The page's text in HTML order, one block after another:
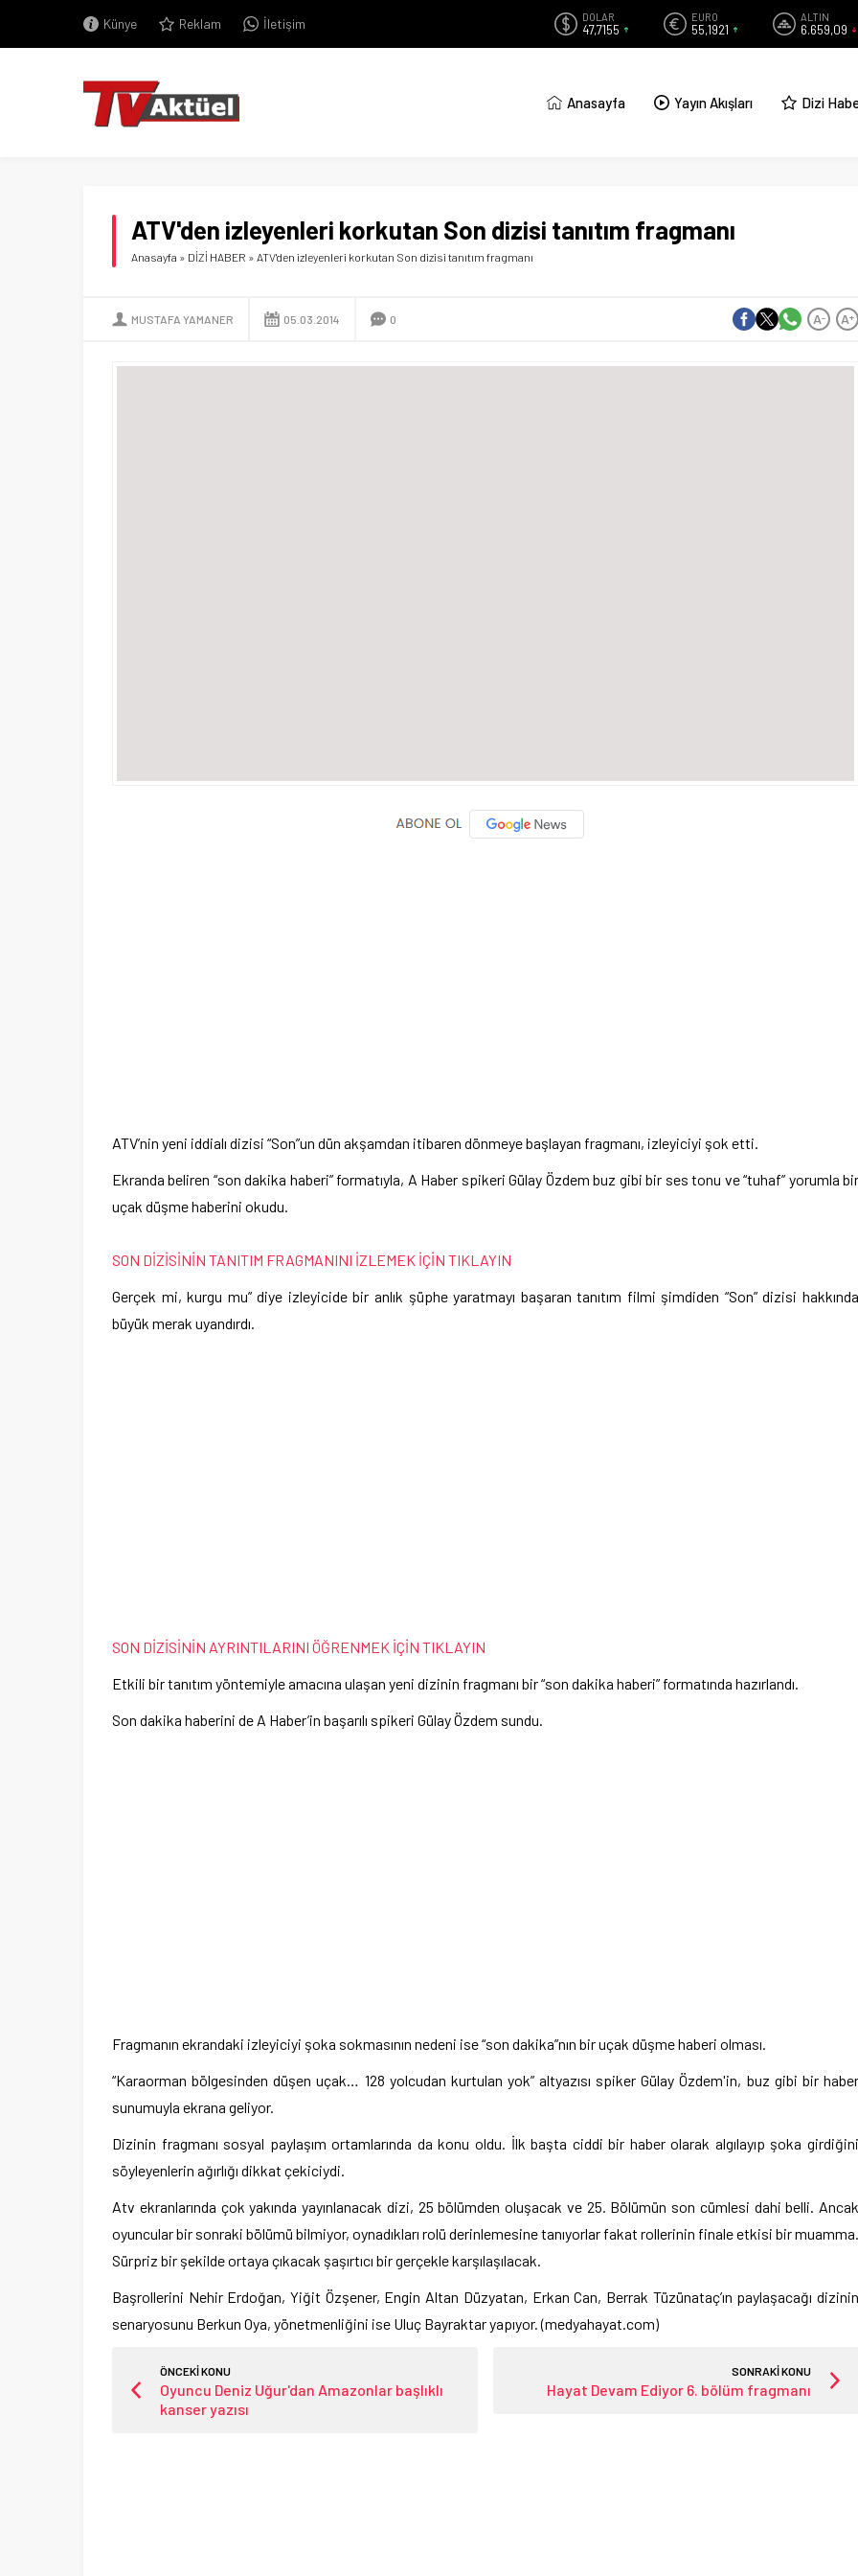
Künye Reklam İletişim DOLAR
47,7155
EURO
55,1921
ALTIN
6.659,09
Anasayfa Yayın Akışları Dizi
ATV'den izleyenleri korkutan Son dizisi tanıtım fragmanı
Anasayfa » DİZİ HABER » ATV'den izleyenleri korkutan Son dizisi tanıtım fragmanı
MUSTAFA YAMANER 05.03.2014 0 A+
A-
ATV’nin yeni iddialı dizisi “Son”un dün akşamdan itibaren dönmeye başlayan fragmanı, izleyiciyi şok etti.
Ekranda beliren “son dakika haberi” formatıyla, A Haber spikeri Gülay Özdem buz gibi bir ses tonu ve “tuhaf” yorumla bir
uçak düşme haberini okudu.
SON DİZİSİNİN TANITIM FRAGMANINI İZLEMEK İÇİN TIKLAYIN
Gerçek mi, kurgu mu” diye izleyicide bir anlık şüphe yaratmayı başaran tanıtım filmi şimdiden “Son” dizisi hakkında
büyük merak uyandırdı.
SON DİZİSİNİN AYRINTILARINI ÖĞRENMEK İÇİN TIKLAYIN
Etkili bir tanıtım yöntemiyle amacına ulaşan yeni dizinin fragmanı bir “son dakika haberi” formatında hazırlandı.
Son dakika haberini de A Haber’in başarılı spikeri Gülay Özdem sundu.
Fragmanın ekrandaki izleyiciyi şoka sokmasının nedeni ise “son dakika”nın bir uçak düşme haberi olması.
“Karaorman bölgesinden düşen uçak… 128 yolcudan kurtulan yok” altyazısı spiker Gülay Özdem'in, buz gibi bir haber
sunumuyla ekrana geliyor.
Dizinin fragmanı sosyal paylaşım ortamlarında da konu oldu. İlk başta ciddi bir haber olarak algılayıp şoka girdiğini
söyleyenlerin ağırlığı dikkat çekiciydi.
Atv ekranlarında çok yakında yayınlanacak dizi, 25 bölümden oluşacak ve 25. Bölümün son cümlesi dahi belli. Ancak
oyuncular bir sonraki bölümü bilmiyor, oynadıkları rolü derinlemesine tanıyorlar fakat rollerinin finale etkisi bir muamma.
Sürpriz bir şekilde ortaya çıkacak şaşırtıcı bir gerçekle karşılaşılacak.
Başrollerini Nehir Erdoğan, Yiğit Özşener, Engin Altan Düzyatan, Erkan Can, Berrak Tüzünataç’ın paylaşacağı dizinin
senaryosunu Berkun Oya, yönetmenliğini ise Uluç Bayraktar yapıyor. (medyahayat.com)
ÖNCEKİ KONU
Oyuncu Deniz Uğur'dan Amazonlar başlıklı
kanser yazısı
SONRAKİ KONU
Hayat Devam Ediyor 6. bölüm fragmanı